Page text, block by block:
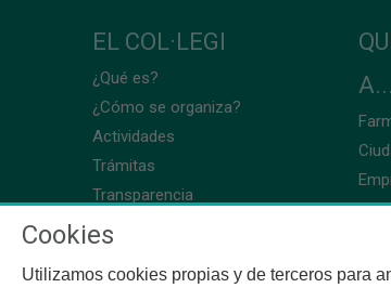
EL COL·LEGI
¿Qué es?
¿Cómo se organiza?
Actividades
Trámitas
Transparencia
A...
Cookies
Utilizamos cookies propias y de terceros para